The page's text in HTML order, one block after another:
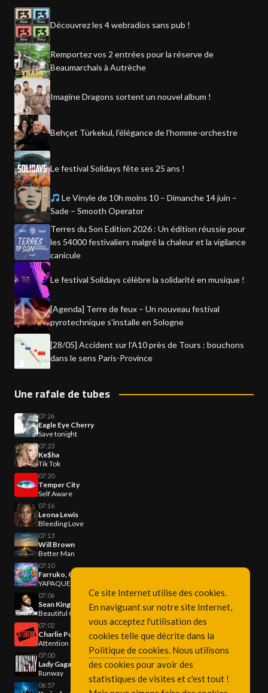
Découvrez les 4 webradios sans pub !
Remportez vos 2 entrées pour la réserve de
Beaumarchais à Autrèche
Imagine Dragons sortent un nouvel album !
Behçet Türkekul, l’élégance de l’homme-orchestre
Le festival Solidays fête ses 25 ans !
Le Vinyle de 10h moins 10 – Dimanche 14 juin –
Sade – Smooth Operator
Terres du Son Edition 2026 : Un édition réussie pour
les 54000 festivaliers malgré la chaleur et la vigilance
canicule
Le festival Solidays célèbre la solidarité en musique !
[Agenda] Terre de feux – Un nouveau festival
pyrotechnique s'installe en Sologne
[28/05] Accident sur l'A10 près de Tours : bouchons
dans le sens Paris-Province
Une rafale de tubes
07:26
Eagle Eye Cherry
Save tonight
07:23
Ke$ha
Tik Tok
07:20
Temper City
Self Aware
07:16
Leona Lewis
Bleeding Love
07:13
Will Brown
Better Man
07:10
Farruko, Greeicy & Steve Aoki
YAPAQUE
07:06
Sean Kingston
Beautiful Girls
07:02
Charlie Puth
Attention
07:00
Lady Gaga & Doechii
Runway
06:57
Ce site Internet utilise des cookies.
En naviguant sur notre site Internet,
vous acceptez l'utilisation des
cookies telle que décrite dans la
Politique de cookies. Nous utilisons
des cookies pour avoir des
statistiques de visites et c'est tout !